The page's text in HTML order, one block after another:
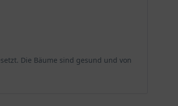
Die Bäume sind gesund und von